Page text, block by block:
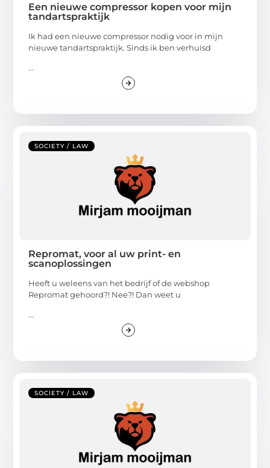
Een nieuwe compressor kopen voor mijn
tandartspraktijk
Ik had een nieuwe compressor nodig voor in mijn
nieuwe tandartspraktijk. Sinds ik ben verhuisd
...
SOCIETY / LAW
Repromat, voor al uw print- en
scanoplossingen
Heeft u weleens van het bedrijf of de webshop
Repromat gehoord?! Nee?! Dan weet u
...
SOCIETY / LAW